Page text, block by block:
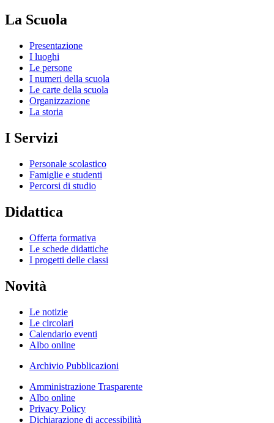
La Scuola
Presentazione
I luoghi
Le persone
I numeri della scuola
Le carte della scuola
Organizzazione
La storia
I Servizi
Personale scolastico
Famiglie e studenti
Percorsi di studio
Didattica
Offerta formativa
Le schede didattiche
I progetti delle classi
Novità
Le notizie
Le circolari
Calendario eventi
Albo online
Archivio Pubblicazioni
Amministrazione Trasparente
Albo online
Privacy Policy
Dichiarazione di accessibilità